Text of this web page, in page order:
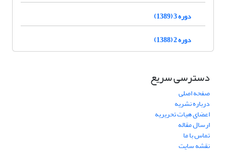
دوره 3 (1389)
دوره 2 (1388)
دسترسی سریع
صفحه اصلی
درباره نشریه
اعضای هیات تحریریه
ارسال مقاله
تماس با ما
نقشه سایت